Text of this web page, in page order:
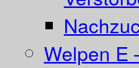
Welpen E